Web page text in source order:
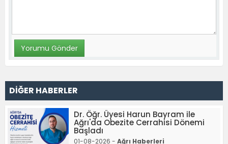
DİĞER HABERLER
Dr. Öğr. Üyesi Harun Bayram ile
Ağrı'da Obezite Cerrahisi Dönemi
Başladı
01-08-2026 - Ağrı Haberleri